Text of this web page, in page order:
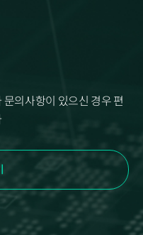
의사항이 있으신 경우 편